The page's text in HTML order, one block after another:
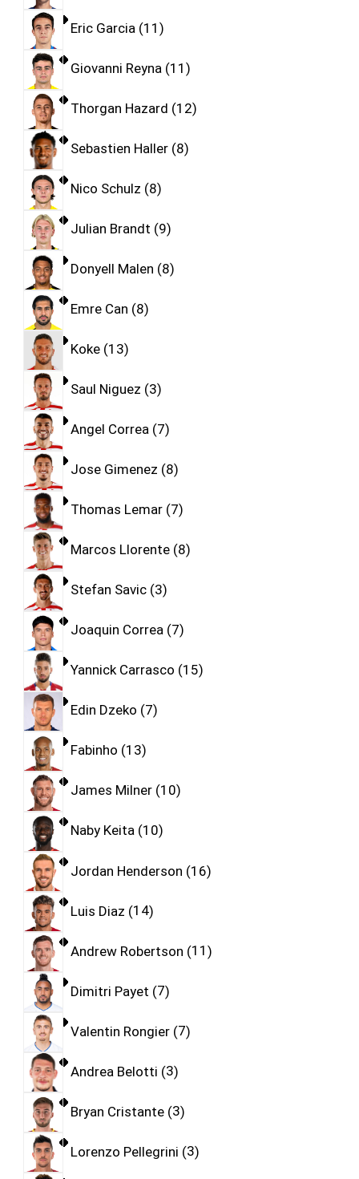
Eric Garcia 11
Giovanni Reyna 11
Thorgan Hazard 12
Sebastien Haller 8
Nico Schulz 8
Julian Brandt 9
Donyell Malen 8
Emre Can 8
Koke 13
Saul Niguez 3
Angel Correa 7
Jose Gimenez 8
Thomas Lemar 7
Marcos Llorente 8
Stefan Savic 3
Joaquin Correa 7
Yannick Carrasco 15
Edin Dzeko 7
Fabinho 13
James Milner 10
Naby Keita 10
Jordan Henderson 16
Luis Diaz 14
Andrew Robertson 11
Dimitri Payet 7
Valentin Rongier 7
Andrea Belotti 3
Bryan Cristante 3
Lorenzo Pellegrini 3